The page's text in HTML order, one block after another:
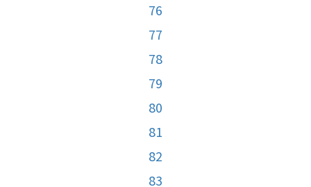
76
77
78
79
80
81
82
83